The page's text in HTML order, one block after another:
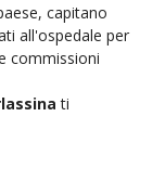
capitano
all'ospedale per
commissioni
ti